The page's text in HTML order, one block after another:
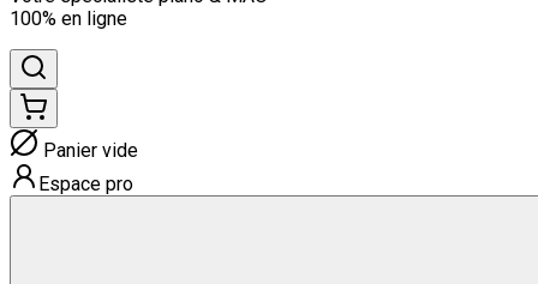
100% en ligne
Panier vide
Espace pro